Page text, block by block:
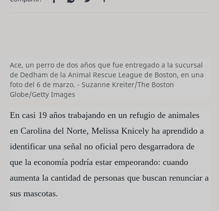
Ace, un perro de dos años que fue entregado a la sucursal
de Dedham de la Animal Rescue League de Boston, en una
foto del 6 de marzo. - Suzanne Kreiter/The Boston
Globe/Getty Images
En casi 19 años trabajando en un refugio de animales
en Carolina del Norte, Melissa Knicely ha aprendido a
identificar una señal no oficial pero desgarradora de
que la economía podría estar empeorando: cuando
aumenta la cantidad de personas que buscan renunciar a
sus mascotas.